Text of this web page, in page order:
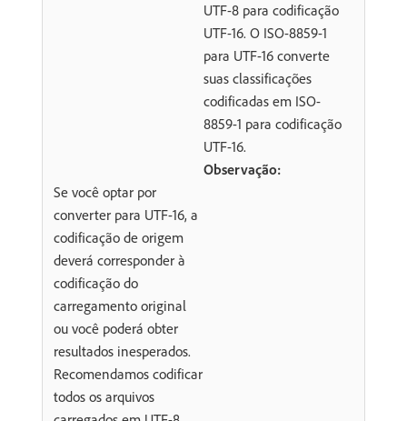
UTF-8 para codificação
UTF-16. O ISO-8859-1
para UTF-16 converte
suas classificações
codificadas em ISO-
8859-1 para codificação
UTF-16.
Observação:
Se você optar por
converter para UTF-16, a
codificação de origem
deverá corresponder à
codificação do
carregamento original
ou você poderá obter
resultados inesperados.
Recomendamos codificar
todos os arquivos